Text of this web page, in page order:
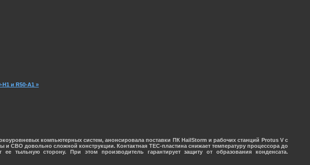
и R50-A1 »
компьютерных систем, анонсировала поставки ПК HailStorm и рабочих станций Protus V с
и СВО довольно сложной конструкции. Контактная TEC-пластина снижает температуру процессора до
тыльную сторону. При этом производитель гарантирует защиту от образования конденсата.